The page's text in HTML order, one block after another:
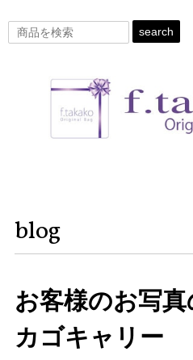
search
blog
お客様のお写
カゴキャリー